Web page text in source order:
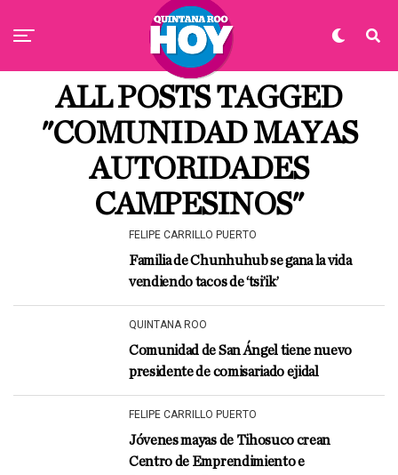
ALL POSTS TAGGED
"COMUNIDAD MAYAS
AUTORIDADES
CAMPESINOS"
FELIPE CARRILLO PUERTO
Familia de Chunhuhub se gana la vida
vendiendo tacos de ‘tsi’ik’
QUINTANA ROO
Comunidad de San Ángel tiene nuevo
presidente de comisariado ejidal
FELIPE CARRILLO PUERTO
Jóvenes mayas de Tihosuco crean
Centro de Emprendimiento e